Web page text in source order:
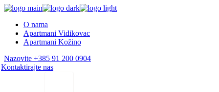
Skip
content
O nama
Apartmani Vidikovac
Apartmani Kožino
Nazovite +385 91 200 0904
Kontaktirajte nas